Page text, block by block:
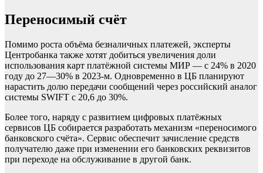
Переносимый счёт
Помимо роста объёма безналичных платежей, эксперты
Центробанка также хотят добиться увеличения доли
использования карт платёжной системы МИР — с 24% в 2020
году до 27—30% в 2023-м. Одновременно в ЦБ планируют
нарастить долю передачи сообщений через российский аналог
системы SWIFT с 20,6 до 30%.
Более того, наряду с развитием цифровых платёжных
сервисов ЦБ собирается разработать механизм «переносимого
банковского счёта». Сервис обеспечит зачисление средств
получателю даже при изменении его банковских реквизитов
при переходе на обслуживание в другой банк.